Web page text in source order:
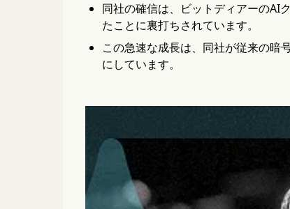
同社の確信は、ビットディアーのAI
たことに裏打ちされています。
この急速な成長は、同社が従来の暗
にしています。